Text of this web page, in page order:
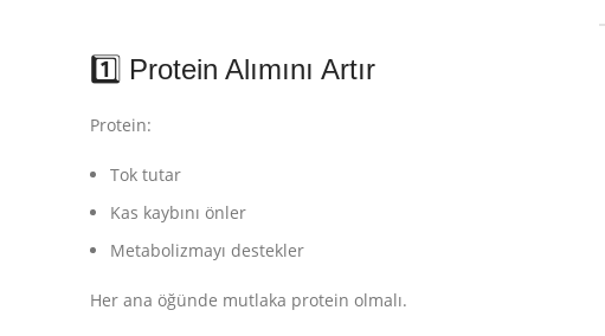
1️⃣ Protein Alımını Artır
Protein:
Tok tutar
Kas kaybını önler
Metabolizmayı destekler
Her ana öğünde mutlaka protein olmalı.